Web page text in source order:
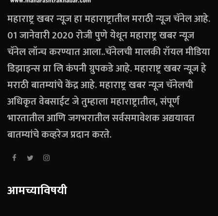
महाराष्ट्र खबर न्यूज हा महाराष्ट्रातील मराठी न्यूज चॅनेल आहे.
01 जानेवारी 2020 रोजी पुणे येथून महाराष्ट्र खबर न्यूज
चॅनेल लॉन्च करण्यात आला..चॅनेलची मालकी रॉयल मीडिया
डिझाइन्स प्रा लि कंपनी ग्रुपकडे आहे. महाराष्ट्र खबर न्यूज हे
मराठी बातम्यांचे केंद्र आहे. महाराष्ट्र खबर न्यूज चॅनेलची
अधिकृत वेबसाईट जे तुम्हाला महाराष्ट्रातील, संपूर्ण
भारतातील आणि जगभरातील सर्वसमावेशक अद्ययावत
बातम्यांचे कव्हरेज प्रदान करते.
आमच्याविषयी